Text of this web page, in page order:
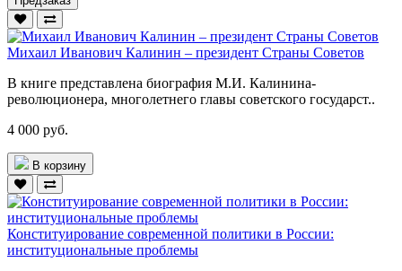
Михаил Иванович Калинин – президент Страны Советов
В книге представлена биография М.И. Калинина-
революционера, многолетнего главы советского государст..
4 000 руб.
В корзину
Конституирование современной политики в России:
институциональные проблемы